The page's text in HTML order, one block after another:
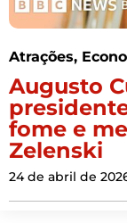
Atrações,
Augusto
fome e
Zelenski
24 de abril de